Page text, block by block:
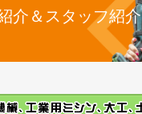
介＆スタッフ紹介